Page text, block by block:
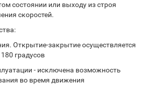
состоянии или выходу из строя
скоростей.
Открытие-закрытие осуществляется
градусов
- исключена возможность
во время движения